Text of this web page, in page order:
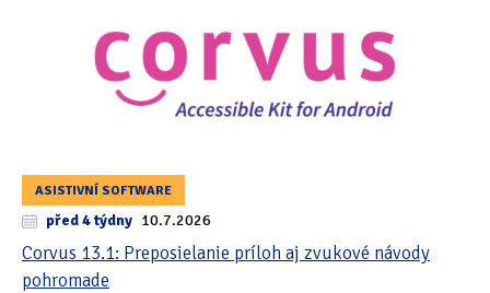
ASISTIVNÍ SOFTWARE
před 4 týdny 10.7.2026
Corvus 13.1: Preposielanie príloh aj zvukové návody
pohromade